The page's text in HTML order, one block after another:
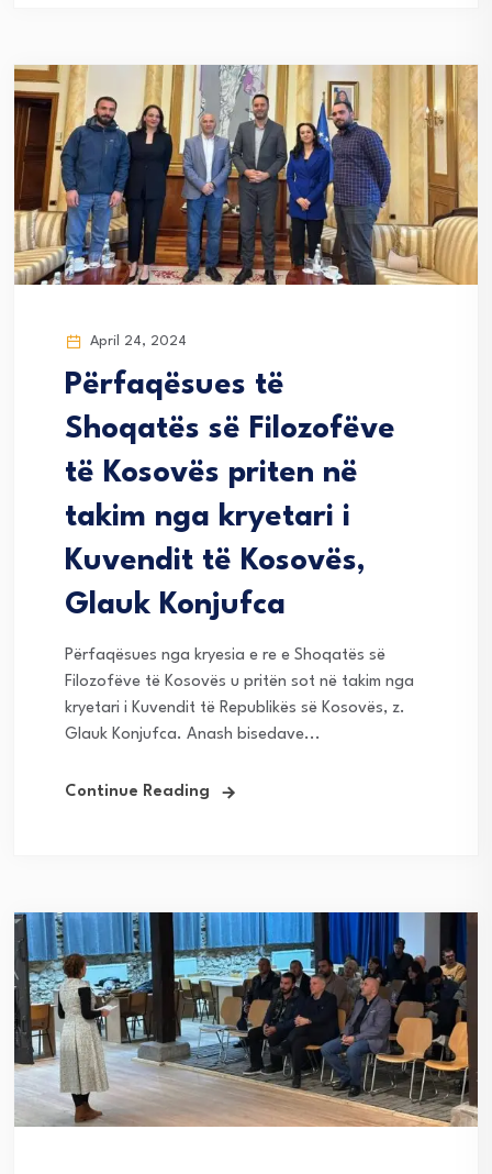
April 24, 2024
Përfaqësues të
Shoqatës së Filozofëve
të Kosovës priten në
takim nga kryetari i
Kuvendit të Kosovës,
Glauk Konjufca
Përfaqësues nga kryesia e re e Shoqatës së
Filozofëve të Kosovës u pritën sot në takim nga
kryetari i Kuvendit të Republikës së Kosovës, z.
Glauk Konjufca. Anash bisedave...
Continue Reading